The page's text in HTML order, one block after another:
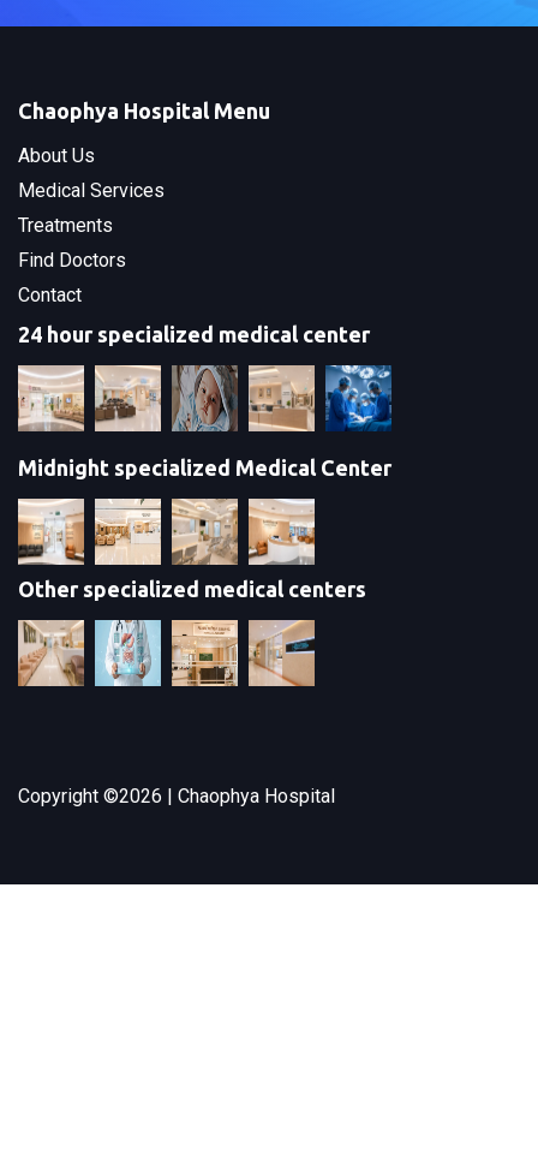
Chaophya Hospital Menu
About Us
Medical Services
Treatments
Find Doctors
Contact
24 hour specialized medical center
Midnight specialized Medical Center
Other specialized medical centers
Copyright ©2026 | Chaophya Hospital